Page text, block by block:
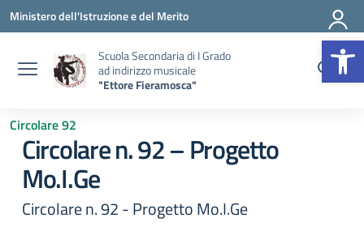
Vai ai contenuti
Vai al menu di navigazione
Vai al footer
Ministero dell'Istruzione e del Merito
Scuola Secondaria di I Grado
ad indirizzo musicale
"Ettore Fieramosca"
Circolare 92
Circolare n. 92 – Progetto
Mo.I.Ge
Circolare n. 92 - Progetto Mo.I.Ge